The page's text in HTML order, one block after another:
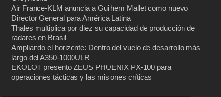
Air France-KLM anuncia a Guilhem Mallet como nuevo
Director General para América Latina
Thales multiplica por diez su capacidad de producción de
radares en Brasil
Ampliando el horizonte: Dentro del vuelo de desarrollo más
largo del A350-1000ULR
EKOLOT presentó ZEUS PHOENIX PX-100 para
operaciones tácticas y las misiones críticas